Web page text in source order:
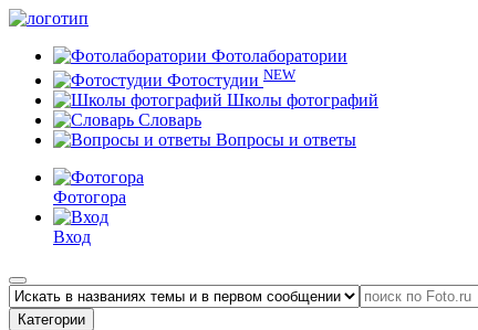
Фотолаборатории
Фотостудии NEW
Школы фотографий
Словарь
Вопросы и ответы
Фотогора
Вход
Категории